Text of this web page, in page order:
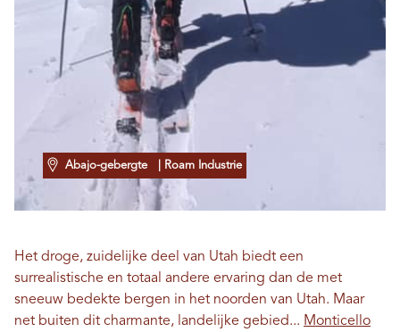
Abajo-gebergte | Roam Industrie
Het droge, zuidelijke deel van Utah biedt een
surrealistische en totaal andere ervaring dan de met
sneeuw bedekte bergen in het noorden van Utah. Maar
net buiten dit charmante, landelijke gebied... Monticello